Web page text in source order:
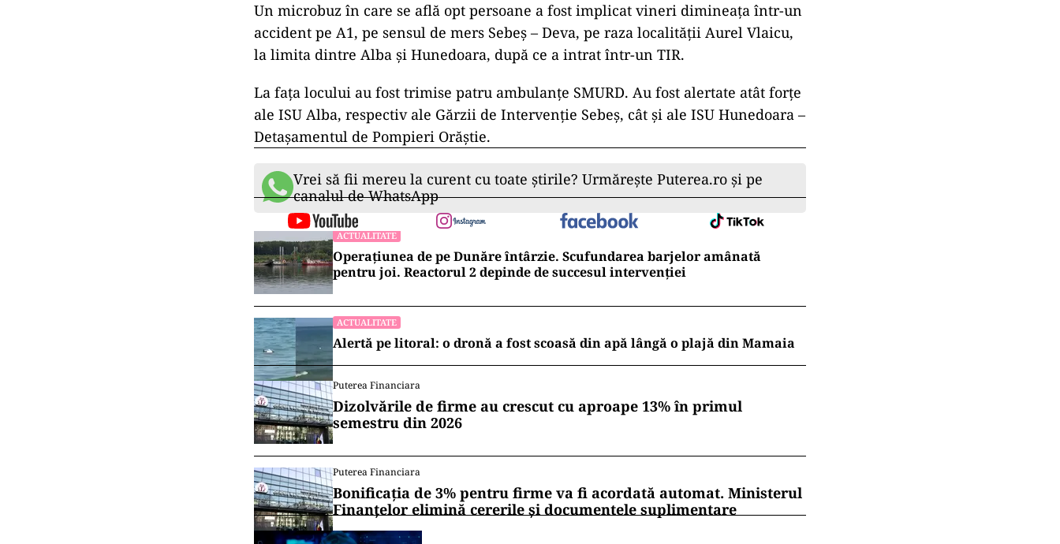
Un microbuz în care se află opt persoane a fost implicat vineri dimineaţa într-un
accident pe A1, pe sensul de mers Sebeş – Deva, pe raza localităţii Aurel Vlaicu,
la limita dintre Alba şi Hunedoara, după ce a intrat într-un TIR.
La faţa locului au fost trimise patru ambulanţe SMURD. Au fost alertate atât forţe
ale ISU Alba, respectiv ale Gărzii de Intervenţie Sebeş, cât şi ale ISU Hunedoara –
Detaşamentul de Pompieri Orăştie.
Vrei să fii mereu la curent cu toate știrile? Urmărește Puterea.ro și pe
canalul de WhatsApp
ACTUALITATE
Operațiunea de pe Dunăre întârzie. Scufundarea barjelor amânată
pentru joi. Reactorul 2 depinde de succesul intervenției
ACTUALITATE
Alertă pe litoral: o dronă a fost scoasă din apă lângă o plajă din Mamaia
Puterea Financiara
Dizolvările de firme au crescut cu aproape 13% în primul
semestru din 2026
Puterea Financiara
Bonificația de 3% pentru firme va fi acordată automat. Ministerul
Finanțelor elimină cererile și documentele suplimentare